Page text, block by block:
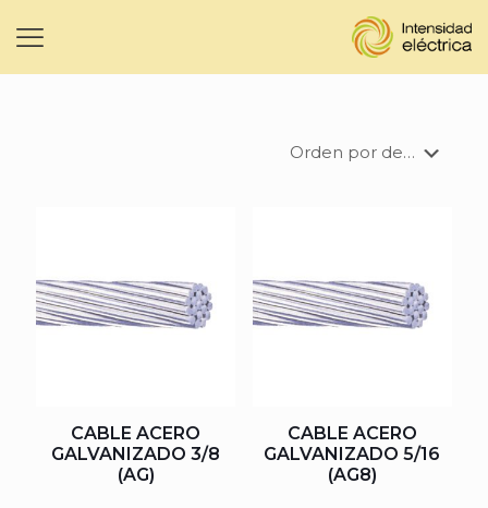
CABLE ACERO
GALVANIZADO 3/8
(AG)
CABLE ACERO
GALVANIZADO 5/16
(AG8)